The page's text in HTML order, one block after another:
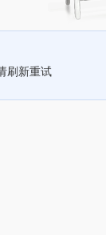
刷新重试